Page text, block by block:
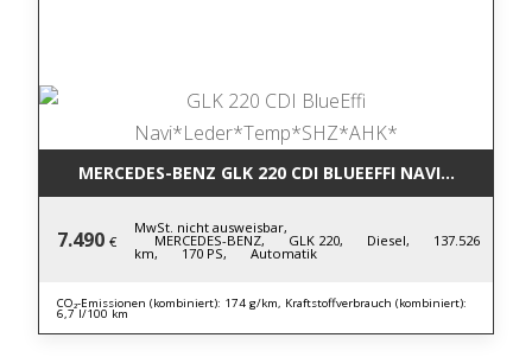
MERCEDES-BENZ GLK 220 CDI
7.490 €
MwSt. nicht ausweisbar,
MERCEDES-BENZ, GLK 220, Diesel, 137.526
km, 170 PS, Automatik
CO₂-Emissionen (kombiniert): 174 g/km, Kraftstoffverbrauch (kombiniert):
6,7 l/100 km